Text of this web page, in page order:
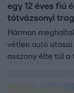
egy 12 éves fiú
tótvázsonyi
Hárman
vétlen autó utasai
asszony élte túl a